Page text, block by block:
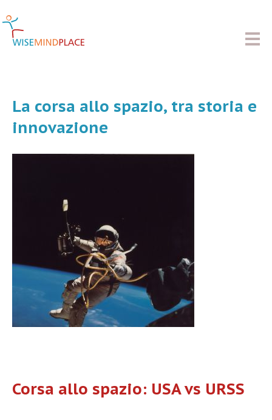
La corsa allo spazio, tra storia e
innovazione
Corsa allo spazio: USA vs URSS